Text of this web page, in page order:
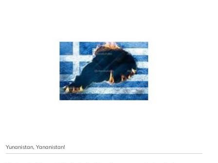
Yunanistan, Yananistan!